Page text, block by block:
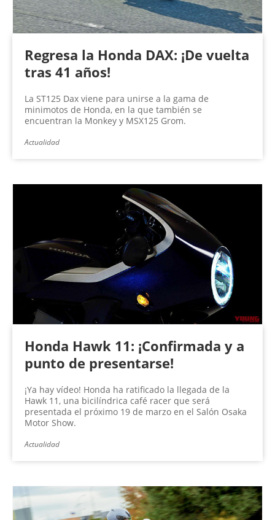
Regresa la Honda DAX: ¡De vuelta
tras 41 años!
La ST125 Dax viene para unirse a la gama de
minimotos de Honda, en la que también se
encuentran la Monkey y MSX125 Grom.
Actualidad
Honda Hawk 11: ¡Confirmada y a
punto de presentarse!
¡Ya hay vídeo! Honda ha ratificado la llegada de la
Hawk 11, una bicilíndrica café racer que será
presentada el próximo 19 de marzo en el Salón Osaka
Motor Show.
Actualidad